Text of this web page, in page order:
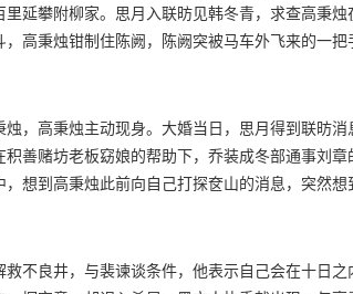
延攀附柳家。思月入联昉见韩冬青，求查高秉烛
高秉烛钳制住陈阙，陈阙突被马车外飞来的一把
，高秉烛主动现身。大婚当日，思月得到联昉
善赌坊老板窈娘的帮助下，乔装成冬部通事刘
想到高秉烛此前向自己打探奁山的消息，突然想
不良井，与裴谏谈条件，他表示自己会在十日